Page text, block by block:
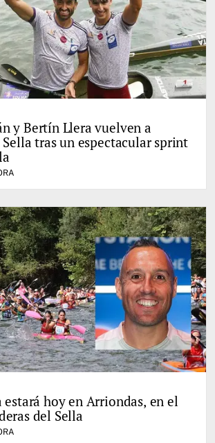
y Bertín Llera vuelven a
tras un espectacular sprint
estará hoy en Arriondas, en el
del Sella